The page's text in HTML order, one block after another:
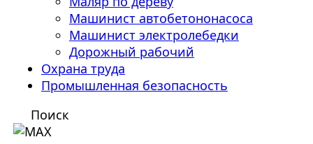
Машинист автобетононасоса
Машинист электролебедки
Дорожный рабочий
Охрана труда
Промышленная безопасность
Поиск